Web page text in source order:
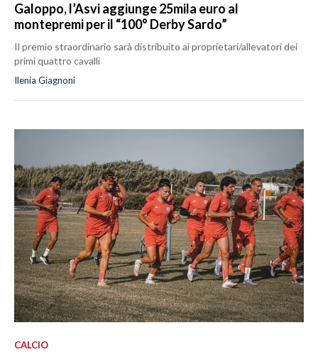
Galoppo, l’Asvi aggiunge 25mila euro al
montepremi per il “100° Derby Sardo”
Il premio straordinario sarà distribuito ai proprietari/allevatori dei
primi quattro cavalli
Ilenia Giagnoni
CALCIO